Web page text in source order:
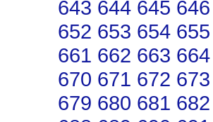
643 644 645 646
652 653 654 655
661 662 663 664
670 671 672 673
679 680 681 682